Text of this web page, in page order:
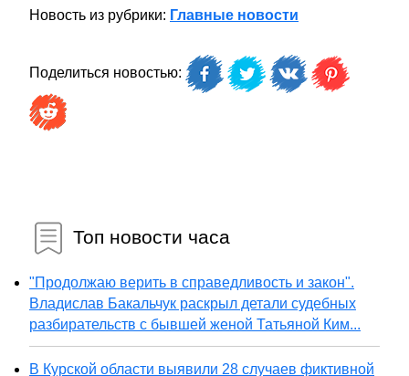
Новость из рубрики: Главные новости
Поделиться новостью:
Топ новости часа
"Продолжаю верить в справедливость и закон".
Владислав Бакальчук раскрыл детали судебных
разбирательств с бывшей женой Татьяной Ким...
В Курской области выявили 28 случаев фиктивной